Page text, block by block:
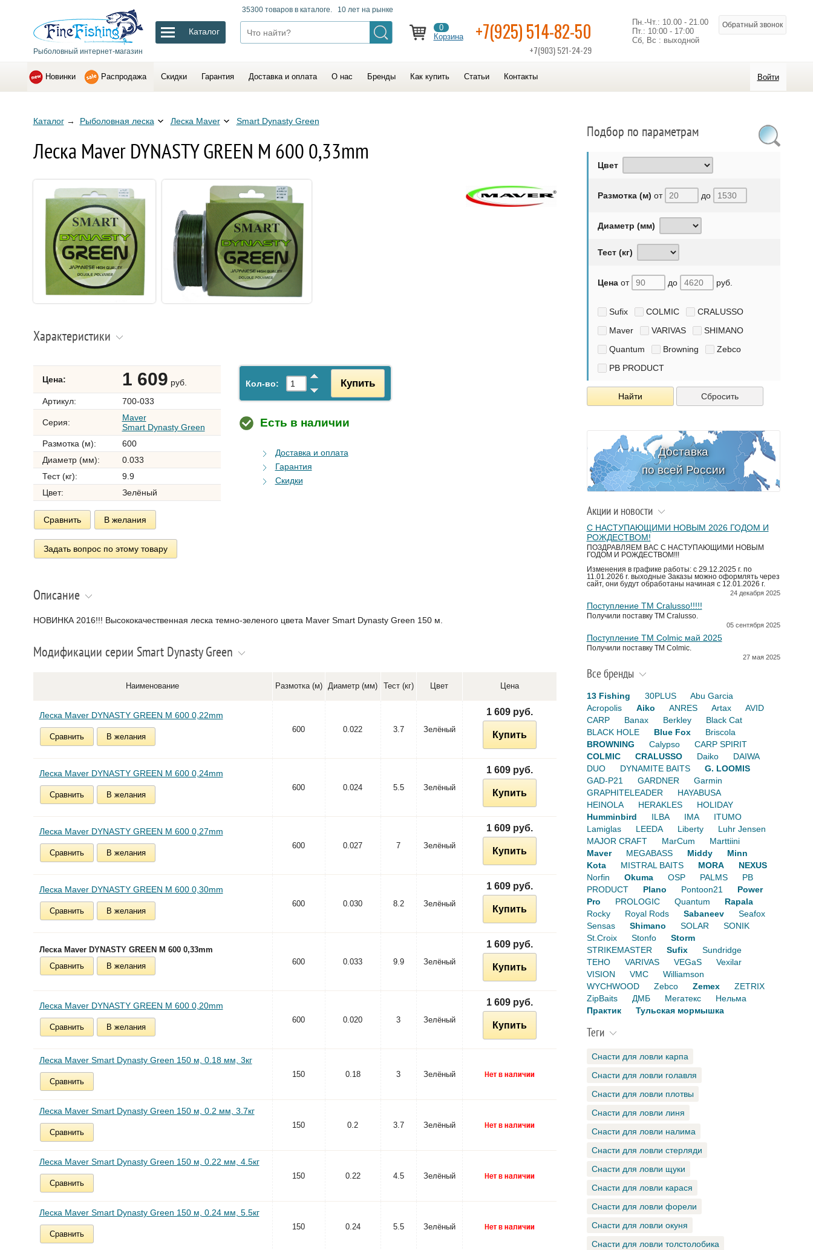
Рыболовный интернет-магазин
Каталог
35300 товаров в каталоге. 10 лет на рынке
0
Корзина
+7(925) 514-82-50
+7(903) 521-24-29
Пн.-Чт.: 10.00 - 21.00
Пт.: 10:00 - 17:00
Сб, Вс : выходной
Обратный звонок
Новинки Распродажа Скидки Гарантия Доставка и оплата О нас Бренды Как купить Статьи Контакты Войти
Каталог→ Рыболовная леска Леска Maver Smart Dynasty Green
Леска Maver DYNASTY GREEN M 600 0,33mm
Характеристики
Цена: 1 609 руб.
Артикул:
700-033
Серия:
Maver
Smart Dynasty Green
Размотка (м):
600
Диаметр (мм):
0.033
Тест (кг):
9.9
Цвет:
Зелёный
Сравнить В желания
Задать вопрос по этому товару
Кол-во: Купить
Есть в наличии
Доставка и оплата
Гарантия
Скидки
Описание
НОВИНКА 2016!!! Высококачественная леска темно-зеленого цвета Maver Smart Dynasty Green 150 м.
Модификации серии Smart Dynasty Green
Наименование Размотка (м) Диаметр (мм) Тест (кг) Цвет Цена
Леска Maver DYNASTY GREEN M 600 0,22mm
Сравнить В желания
600 0.022 3.7 Зелёный
1 609 руб.
Купить
Леска Maver DYNASTY GREEN M 600 0,24mm
Сравнить В желания
600 0.024 5.5 Зелёный
1 609 руб.
Купить
Леска Maver DYNASTY GREEN M 600 0,27mm
Сравнить В желания
600 0.027 7 Зелёный
1 609 руб.
Купить
Леска Maver DYNASTY GREEN M 600 0,30mm
Сравнить В желания
600 0.030 8.2 Зелёный
1 609 руб.
Купить
Леска Maver DYNASTY GREEN M 600 0,33mm
Сравнить
В желания 600 0.033 9.9 Зелёный
1 609 руб.
Купить
Леска Maver DYNASTY GREEN М 600 0,20mm
Сравнить В желания
600 0.020 3 Зелёный
1 609 руб.
Купить
Леска Maver Smart Dynasty Green 150 м, 0.18 мм, 3кг
Сравнить
150 0.18 3 Зелёный
Леска Maver Smart Dynasty Green 150 м, 0.2 мм, 3.7кг
Сравнить
150 0.2 3.7 Зелёный
Леска Maver Smart Dynasty Green 150 м, 0.22 мм, 4.5кг
Сравнить
150 0.22 4.5 Зелёный
Леска Maver Smart Dynasty Green 150 м, 0.24 мм, 5.5кг
Сравнить
150 0.24 5.5 Зелёный
Подбор по параметрам
Цвет
Размотка (м) от до
Диаметр (мм)
Тест (кг)
Ценаот до руб.
Sufix COLMIC
CRALUSSO
Maver
VARIVAS
SHIMANO
Quantum
Browning
Zebco
PB PRODUCT
Найти Сбросить
Доставка
по всей России
Акции и новости
С НАСТУПАЮЩИМИ НОВЫМ 2026 ГОДОМ И
РОЖДЕСТВОМ!
ПОЗДРАВЛЯЕМ ВАС С НАСТУПАЮЩИМИ НОВЫМ
ГОДОМ И РОЖДЕСТВОМ!!!
Изменения в графике работы: с 29.12.2025 г. по
11.01.2026 г. выходные Заказы можно оформлять через
сайт, они будут обработаны начиная с 12.01.2026 г.
24 декабря 2025
Поступление TM Cralusso!!!!!
Получили поставку ТМ Cralusso.
05 сентября 2025
Поступление TM Colmic май 2025
Получили поставку ТМ Colmic.
27 мая 2025
Все бренды
13 Fishing 30PLUS
Abu Garcia
Acropolis
Aiko ANRES Artax
AVID
CARP
Banax Berkley
Black Cat
BLACK HOLE
Blue Fox
Briscola
BROWNING
Calypso
CARP SPIRIT
COLMIC
CRALUSSO Daiko
DAIWA
DUO
DYNAMITE BAITS
G. LOOMIS
GAD-P21
GARDNER
Garmin
GRAPHITELEADER
HAYABUSA
HEINOLA
HERAKLES
HOLIDAY
Humminbird
ILBA IMA
ITUMO
Lamiglas
LEEDA Liberty
Luhr Jensen
MAJOR CRAFT
MarCum
Marttiini
Maver
MEGABASS Middy
Minn
Kota
MISTRAL BAITS MORA
NEXUS
Norfin
Okuma OSP PALMS
PB
PRODUCT
Plano Pontoon21
Power
Pro
PROLOGIC Quantum
Rapala
Rocky
Royal Rods Sabaneev
Seafox
Sensas
Shimano SOLAR
SONIK
St.Croix
Stonfo
Storm
STRIKEMASTER
Sufix
Sundridge
TEHO
VARIVAS VEGaS
Vexilar
VISION
VMC
Williamson
WYCHWOOD
Zebco Zemex
ZETRIX
ZipBaits
ДМБ Мегатекс
Нельма
Практик
Тульская мормышка
Теги
Снасти для ловли карпа
Снасти для ловли голавля
Снасти для ловли плотвы
Снасти для ловли линя
Снасти для ловли налима
Снасти для ловли стерляди
Снасти для ловли щуки
Снасти для ловли карася
Снасти для ловли форели
Снасти для ловли окуня
Снасти для ловли толстолобика